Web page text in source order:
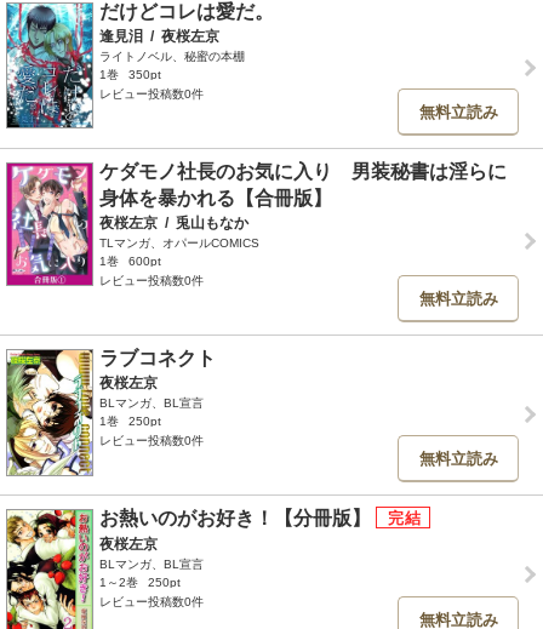
だけどコレは愛だ。
逢見泪 / 夜桜左京
ライトノベル、秘蜜の本棚
1巻
350pt
レビュー投稿数0件
無料立読み
ケダモノ社長のお気に入り 男装秘書は淫らに
身体を暴かれる【合冊版】
夜桜左京 / 兎山もなか
TLマンガ、オパールCOMICS
1巻
600pt
レビュー投稿数0件
無料立読み
ラブコネクト
夜桜左京
BLマンガ、BL宣言
1巻
250pt
レビュー投稿数0件
無料立読み
お熱いのがお好き！【分冊版】
夜桜左京
BLマンガ、BL宣言
1～2巻
250pt
レビュー投稿数0件
無料立読み